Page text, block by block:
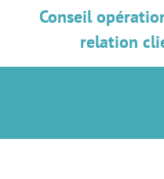
Conseil
relation